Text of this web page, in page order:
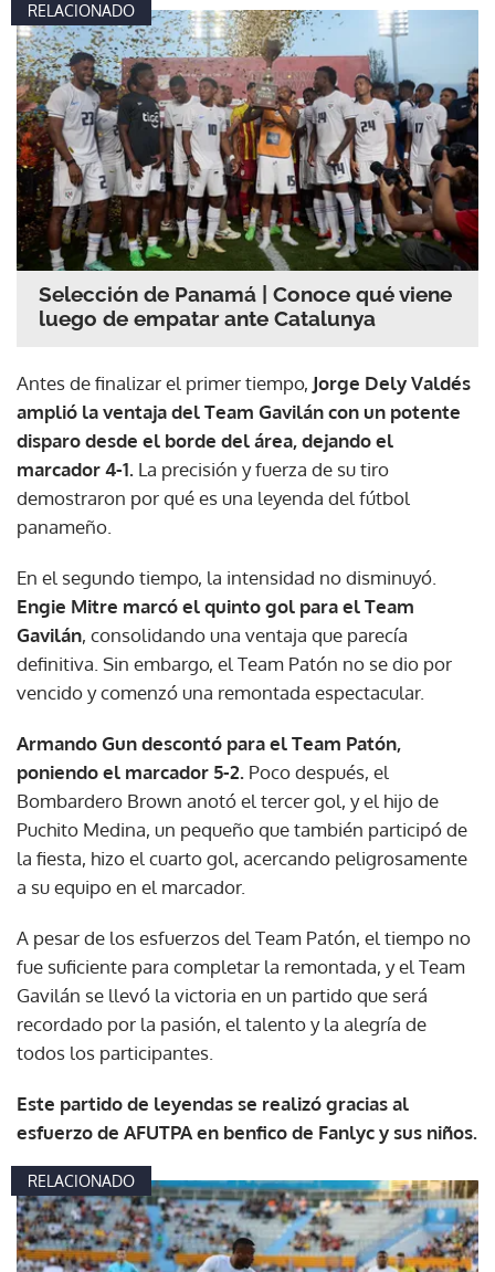
RELACIONADO
Selección de Panamá | Conoce qué viene
luego de empatar ante Catalunya
Antes de finalizar el primer tiempo, Jorge Dely Valdés
amplió la ventaja del Team Gavilán con un potente
disparo desde el borde del área, dejando el
marcador 4-1. La precisión y fuerza de su tiro
demostraron por qué es una leyenda del fútbol
panameño.
En el segundo tiempo, la intensidad no disminuyó.
Engie Mitre marcó el quinto gol para el Team
Gavilán, consolidando una ventaja que parecía
definitiva. Sin embargo, el Team Patón no se dio por
vencido y comenzó una remontada espectacular.
Armando Gun descontó para el Team Patón,
poniendo el marcador 5-2. Poco después, el
Bombardero Brown anotó el tercer gol, y el hijo de
Puchito Medina, un pequeño que también participó de
la fiesta, hizo el cuarto gol, acercando peligrosamente
a su equipo en el marcador.
A pesar de los esfuerzos del Team Patón, el tiempo no
fue suficiente para completar la remontada, y el Team
Gavilán se llevó la victoria en un partido que será
recordado por la pasión, el talento y la alegría de
todos los participantes.
Este partido de leyendas se realizó gracias al
esfuerzo de AFUTPA en benfico de Fanlyc y sus niños.
RELACIONADO